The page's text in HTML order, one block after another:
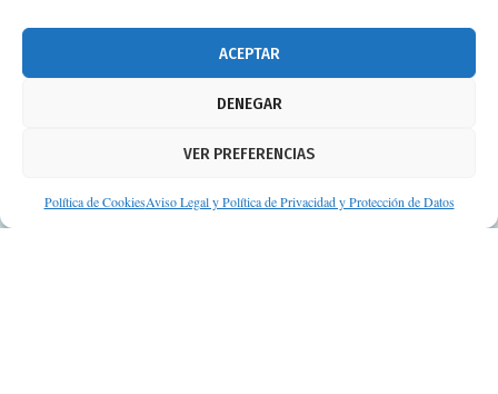
ACEPTAR
DENEGAR
VER PREFERENCIAS
Política de CookiesAviso Legal y Política de Privacidad y Protección de Datos